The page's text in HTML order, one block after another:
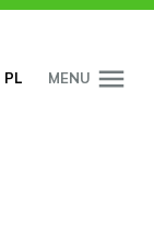
PL MENU